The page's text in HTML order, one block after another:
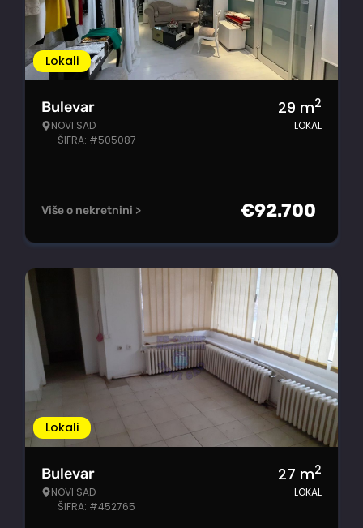
Lokali
Bulevar
NOVI SAD
ŠIFRA: #505087
29 m2
LOKAL
Više o nekretnini > €92.700
Lokali
Bulevar
NOVI SAD
ŠIFRA: #452765
27 m2
LOKAL